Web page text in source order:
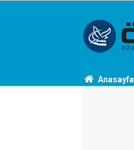
Anasayfa